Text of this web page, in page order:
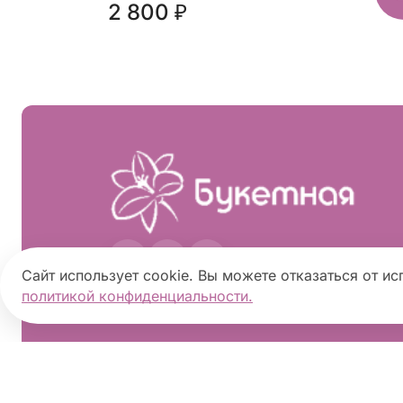
2 800 ₽
Сайт использует cookie. Вы можете отказаться от
политикой конфиденциальности.